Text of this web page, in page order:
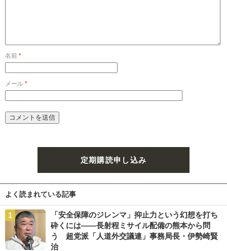
名前 *
メール *
定期購読申し込み
よく読まれている記事
「安全保障のジレンマ」抑止力という幻想を打ち
砕くには――長射程ミサイル配備の熊本から問
う 超党派「人道外交議連」事務局長・伊勢崎賢
治